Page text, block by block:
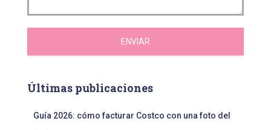
ENVIAR
Últimas publicaciones
Guía 2026: cómo facturar Costco con una foto del